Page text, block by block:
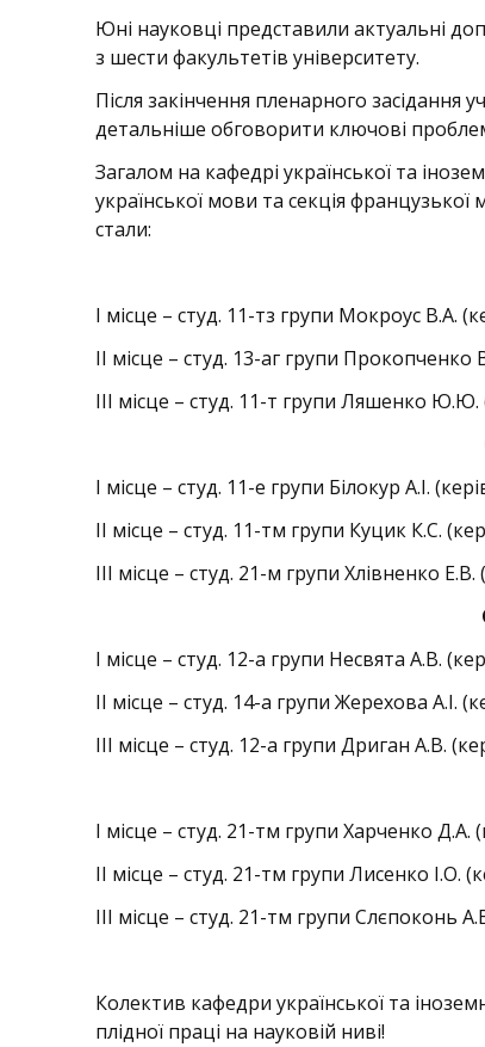
Юні науковці представили актуальні
з шести факультетів університету.
Після закінчення пленарного
детальніше обговорити ключові
Загалом на кафедрі української та
української мови та секція
стали:
І місце – студ. 11-тз групи Мокроус В.А.
ІІ місце – студ. 13-аг групи
ІІІ місце – студ. 11-т групи Ляшенко
І місце – студ. 11-е групи Білокур А.І.
ІІ місце – студ. 11-тм групи Куцик К.С.
ІІІ місце – студ. 21-м групи Хлівненко
І місце – студ. 12-а групи Несвята А.В.
ІІ місце – студ. 14-а групи Жерехова А.І.
ІІІ місце – студ. 12-а групи Дриган А.В.
І місце – студ. 21-тм групи Харченко
ІІ місце – студ. 21-тм групи Лисенко І.О.
ІІІ місце – студ. 21-тм групи Слєпоконь
Колектив кафедри української та
плідної праці на науковій ниві!